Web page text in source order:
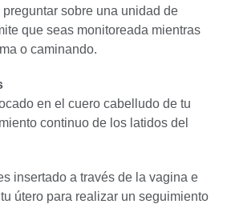
sobre una unidad de
que seas monitoreada mientras
o caminando.
en el cuero cabelludo de tu
continuo de los latidos del
insertado a través de la vagina e
útero para realizar un seguimiento